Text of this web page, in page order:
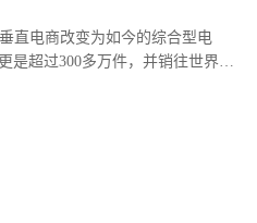
直电商改变为如今的综合型电
超过300多万件，并销往世界各